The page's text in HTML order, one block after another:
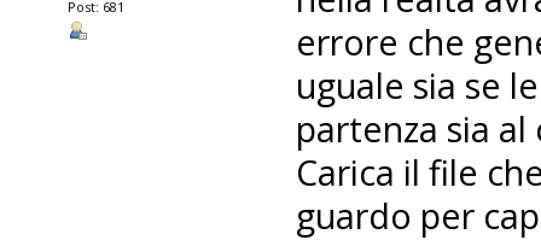
Post: 681
errore che
uguale sia se
partenza sia
Carica il file
guardo per